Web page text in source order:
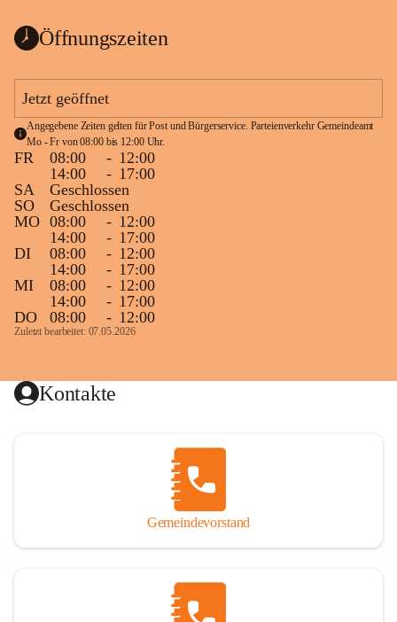
Öffnungszeiten
Jetzt geöffnet
Angegebene Zeiten gelten für Post und Bürgerservice. Parteienverkehr Gemeindeamt
Mo - Fr von 08:00 bis 12:00 Uhr.
FR 08:00 - 12:00
14:00
- 17:00
SA
Geschlossen
SO
Geschlossen
MO 08:00 - 12:00
14:00
- 17:00
DI
08:00 - 12:00
14:00
- 17:00
MI
08:00 - 12:00
14:00
- 17:00
DO
08:00 - 12:00
Zuletzt bearbeitet: 07.05.2026
Kontakte
Gemeindevorstand